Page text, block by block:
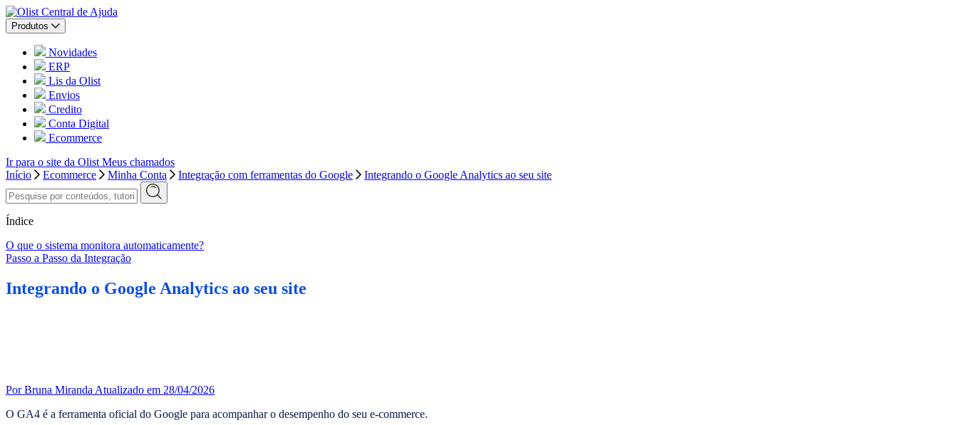
Central de Ajuda
Produtos
Novidades
ERP
Lis da Olist
Envios
Credito
Conta Digital
Ecommerce
Ir para o site da Olist Meus chamados
Início
Ecommerce Minha Conta Integração com ferramentas do Google Integrando o Google Analytics ao seu site
Índice
O que o sistema monitora automaticamente?
Passo a Passo da Integração
Integrando o Google Analytics ao seu site
Por Bruna Miranda Atualizado em 28/04/2026
O GA4 é a ferramenta oficial do Google para acompanhar o desempenho do seu e-commerce.